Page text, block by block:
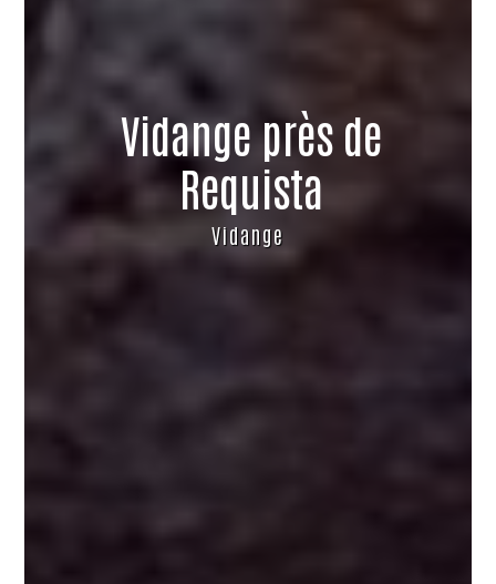
Vidange près de
Requista
Vidange